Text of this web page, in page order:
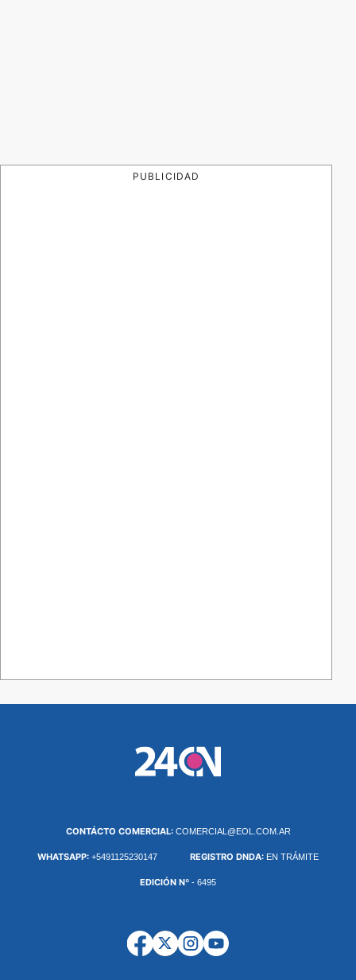
PUBLICIDAD
CONTÁCTO COMERCIAL: COMERCIAL@EOL.COM.AR
WHATSAPP: +5491125230147 REGISTRO DNDA: EN TRÁMITE
EDICIÓN Nº - 6495